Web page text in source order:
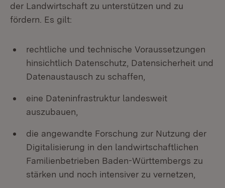
der Landwirtschaft zu unterstützen und zu
fördern. Es gilt:
rechtliche und technische Voraussetzungen
hinsichtlich Datenschutz, Datensicherheit und
Datenaustausch zu schaffen,
eine Dateninfrastruktur landesweit
auszubauen,
die angewandte Forschung zur Nutzung der
Digitalisierung in den landwirtschaftlichen
Familienbetrieben Baden-Württembergs zu
stärken und noch intensiver zu vernetzen,